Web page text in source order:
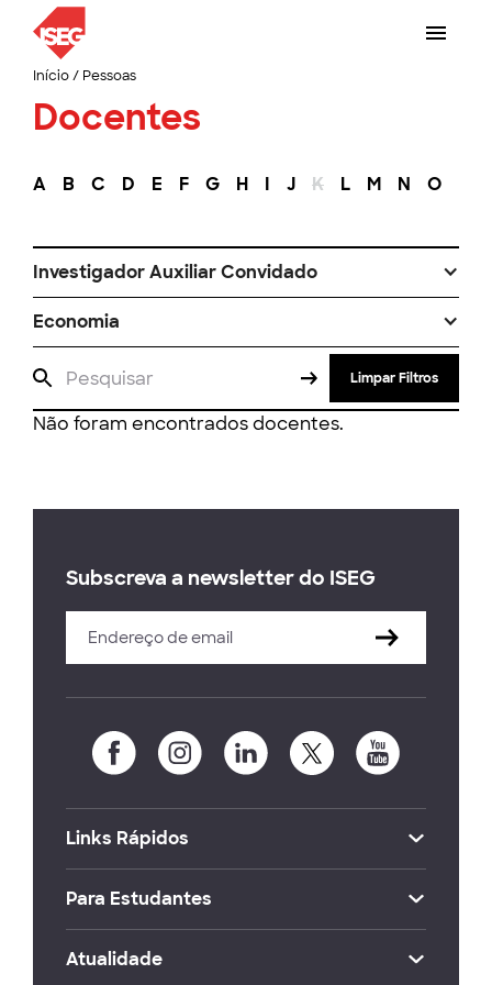
Início/ Pessoas
Docentes
A B C D E F G H I J K L M N O
Investigador Auxiliar Convidado
Economia
Limpar Filtros
Não foram encontrados docentes.
Subscreva a newsletter do ISEG
Links Rápidos
Para Estudantes
Atualidade